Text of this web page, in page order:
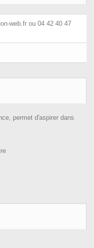
web.fr ou 04 42 40 47
permet d'aspirer dans